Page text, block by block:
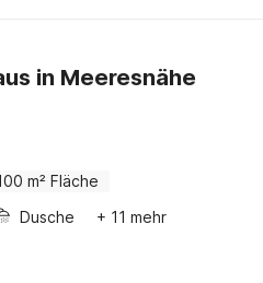
in Meeresnähe
m² Fläche
Dusche + 11 mehr